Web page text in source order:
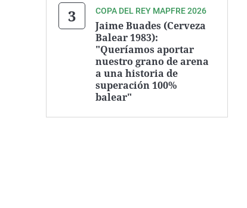
COPA DEL REY MAPFRE 2026
Jaime Buades (Cerveza
Balear 1983):
"Queríamos aportar
nuestro grano de arena
a una historia de
superación 100%
balear"